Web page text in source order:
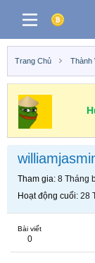
Trang Chủ Thành
Tham gia 8 Tháng
Hoạt động cuối 28
Bài viết
0